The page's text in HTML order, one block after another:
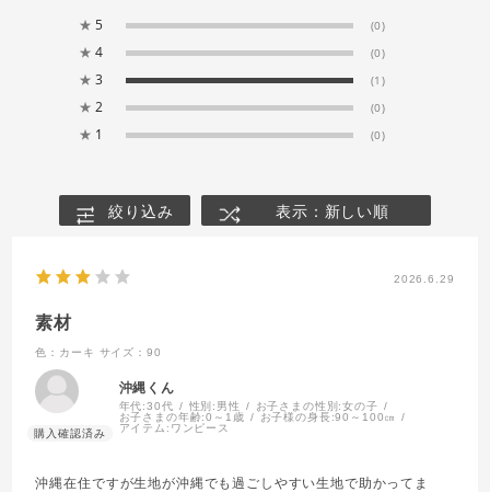
★ 5 (0)
★ 4 (0)
★ 3 (1)
★ 2 (0)
★ 1 (0)
絞り込み 表示：新しい順
2026.6.29
素材
色：カーキ サイズ：90
沖縄くん
年代:30代 性別: 男性 お子さまの性別:女の子
お子さまの年齢:0～1歳 お子様の身長:90～100㎝
アイテム: ワンピース
沖縄在住ですが生地が沖縄でも過ごしやすい生地で助かってま